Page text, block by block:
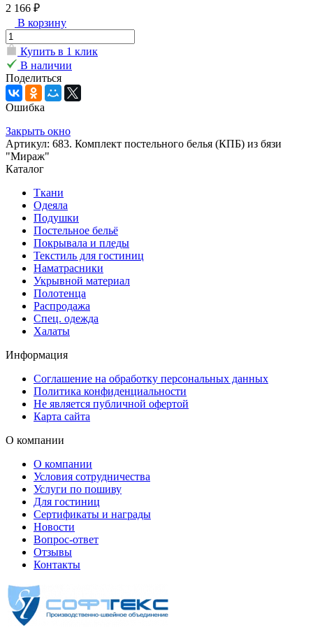
2 166 ₽
В корзину
Купить в 1 клик
В наличии
Поделиться
Ошибка
Закрыть окно
Артикул: 683. Комплект постельного белья (КПБ) из бязи
"Мираж"
Каталог
Ткани
Одеяла
Подушки
Постельное бельё
Покрывала и пледы
Текстиль для гостиниц
Наматрасники
Укрывной материал
Полотенца
Распродажа
Спец. одежда
Халаты
Информация
Соглашение на обработку персональных данных
Политика конфиденциальности
Не является публичной офертой
Карта сайта
О компании
О компании
Условия сотрудничества
Услуги по пошиву
Для гостиниц
Сертификаты и награды
Новости
Вопрос-ответ
Отзывы
Контакты